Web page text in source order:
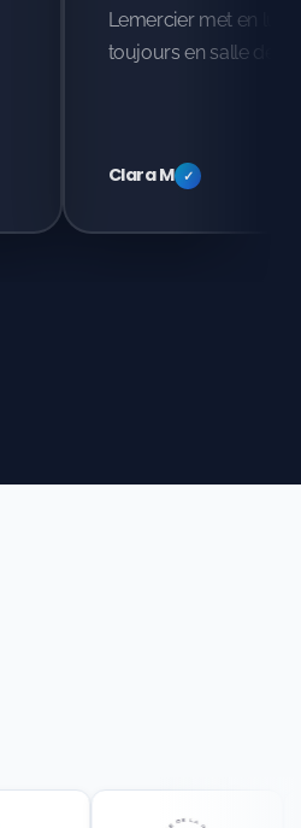
Lemercier met en
toujours en salle de
Clara M ✓